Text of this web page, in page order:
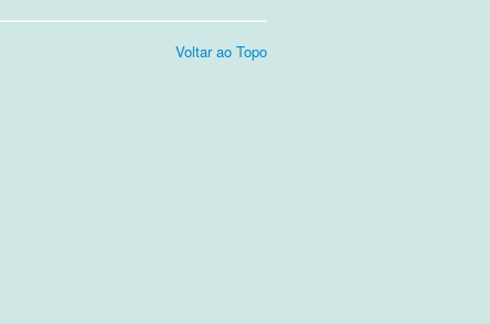
Voltar ao Topo